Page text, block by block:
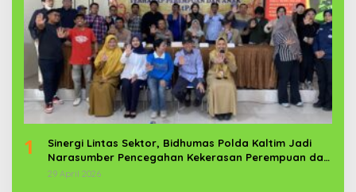
1
Sinergi Lintas Sektor, Bidhumas Polda Kaltim Jadi
Narasumber Pencegahan Kekerasan Perempuan dan
Anak
29 April 2026